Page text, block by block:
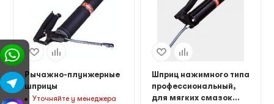
Рычажно-плунжерные
шприцы
Уточняйте у менеджера
Шприц нажимного типа
профессиональный,
для мягких смазок